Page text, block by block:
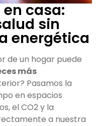
casa:
sin
energética
de un hogar puede
más
Pasamos la
en espacios
el CO2 y la
a nuestra